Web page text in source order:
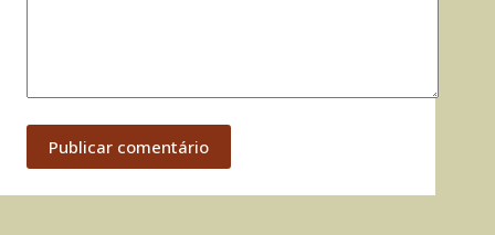
Publicar comentário